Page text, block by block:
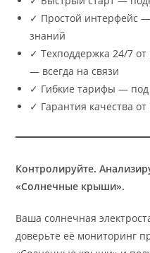
✓ Простой интерфейс
знаний
✓ Техподдержка 24/7
— всегда на связи
✓ Гибкие тарифы —
✓ Гарантия качества
Контролируйте.
«Солнечные крыши».
Ваша солнечная
доверьте её мониторинг